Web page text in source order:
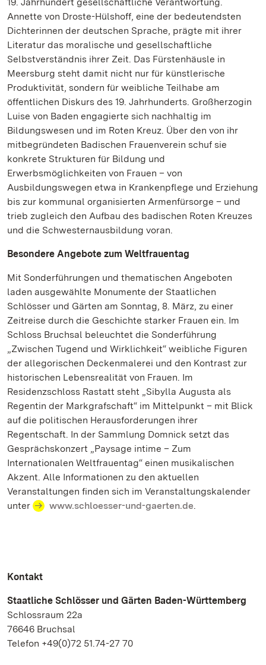
Annette von Droste-Hülshoff, eine der bedeutendsten
Dichterinnen der deutschen Sprache, prägte mit ihrer
Literatur das moralische und gesellschaftliche
Selbstverständnis ihrer Zeit. Das Fürstenhäusle in
Meersburg steht damit nicht nur für künstlerische
Produktivität, sondern für weibliche Teilhabe am
öffentlichen Diskurs des 19. Jahrhunderts. Großherzogin
Luise von Baden engagierte sich nachhaltig im
Bildungswesen und im Roten Kreuz. Über den von ihr
mitbegründeten Badischen Frauenverein schuf sie
konkrete Strukturen für Bildung und
Erwerbsmöglichkeiten von Frauen – von
Ausbildungswegen etwa in Krankenpflege und Erziehung
bis zur kommunal organisierten Armenfürsorge – und
trieb zugleich den Aufbau des badischen Roten Kreuzes
und die Schwesternausbildung voran.
Besondere Angebote zum Weltfrauentag
Mit Sonderführungen und thematischen Angeboten
laden ausgewählte Monumente der Staatlichen
Schlösser und Gärten am Sonntag, 8. März, zu einer
Zeitreise durch die Geschichte starker Frauen ein. Im
Schloss Bruchsal beleuchtet die Sonderführung
„Zwischen Tugend und Wirklichkeit“ weibliche Figuren
der allegorischen Deckenmalerei und den Kontrast zur
historischen Lebensrealität von Frauen. Im
Residenzschloss Rastatt steht „Sibylla Augusta als
Regentin der Markgrafschaft“ im Mittelpunkt – mit Blick
auf die politischen Herausforderungen ihrer
Regentschaft. In der Sammlung Domnick setzt das
Gesprächskonzert „Paysage intime – Zum
Internationalen Weltfrauentag“ einen musikalischen
Akzent. Alle Informationen zu den aktuellen
Veranstaltungen finden sich im Veranstaltungskalender
unter
www.schloesser-und-gaerten.de.
Kontakt
Staatliche Schlösser und Gärten Baden-Württemberg
Schlossraum 22a
76646 Bruchsal
Telefon +49(0)72 51.74-27 70